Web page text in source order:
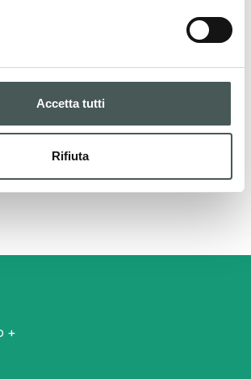
Accetta tutti
Rifiuta
di prodotti per ogni
qualità per garantire sicurezza e